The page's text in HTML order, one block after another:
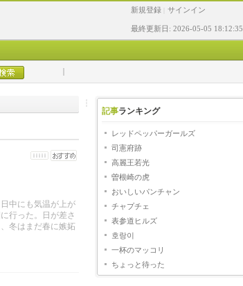
新規登録 サインイン
最終更新日: 2026-05-05 18:12:35
中にも気温が上が
行った。日が差さ
冬はまだ春に嫉妬
記事ランキング
レッドペッパーガールズ
司憲府跡
高麗王若光
曽根崎の虎
おいしいパンチャン
チャプチェ
表参道ヒルズ
호랑이
一杯のマッコリ
ちょっと待った